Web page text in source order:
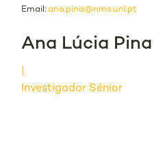
Email: ana.pina@nms.unl.pt
Ana Lúcia Pina
Investigador Sénior